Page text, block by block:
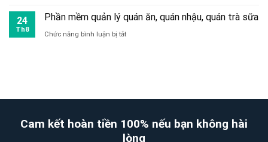
Nam)
HÀNG
2
mềm
Patin
24
Th8
Phần mềm quản lý quán ăn, quán nhậu, quán trà sữa
Chức năng bình luận bị tắtở
lý
ăn,
Cam kết hoàn tiền 100% nếu bạn không hài
lòng